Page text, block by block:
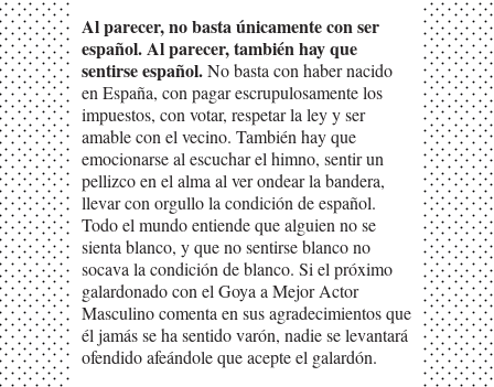
Al parecer, no basta únicamente con ser
español. Al parecer, también hay que
sentirse español.No basta con haber nacido
en España, con pagar escrupulosamente los
impuestos, con votar, respetar la ley y ser
amable con el vecino. También hay que
emocionarse al escuchar el himno, sentir un
pellizco en el alma al ver ondear la bandera,
llevar con orgullo la condición de español.
Todo el mundo entiende que alguien no se
sienta blanco, y que no sentirse blanco no
socava la condición de blanco. Si el próximo
galardonado con el Goya a Mejor Actor
Masculino comenta en sus agradecimientos que
él jamás se ha sentido varón, nadie se levantará
ofendido afeándole que acepte el galardón.